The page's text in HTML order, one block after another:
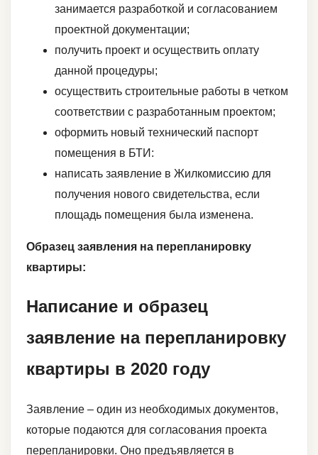
занимается разработкой и согласованием
проектной документации;
получить проект и осуществить оплату
данной процедуры;
осуществить строительные работы в четком
соответствии с разработанным проектом;
оформить новый технический паспорт
помещения в БТИ:
написать заявление в Жилкомиссию для
получения нового свидетельства, если
площадь помещения была изменена.
Образец заявления на перепланировку
квартиры:
Написание и образец
заявление на перепланировку
квартиры в 2020 году
Заявление – один из необходимых документов,
которые подаются для согласования проекта
перепланировки. Оно предъявляется в